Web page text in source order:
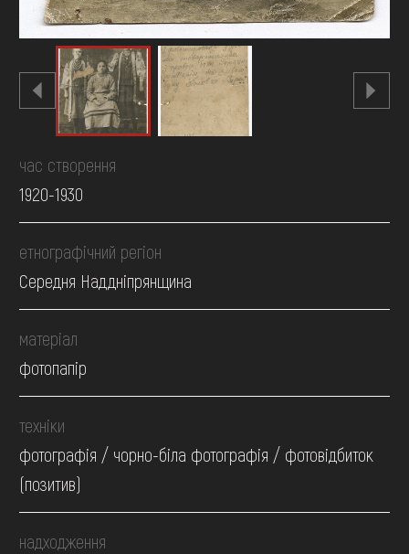
час створення
1920-1930
етнографічний регіон
Середня Наддніпрянщина
матеріал
фотопапір
техніки
фотографія / чорно-біла фотографія / фотовідбиток
(позитив)
надходження